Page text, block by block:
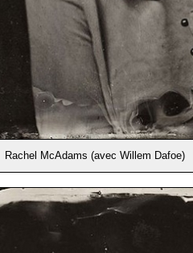
Rachel McAdams (avec Willem Dafoe)